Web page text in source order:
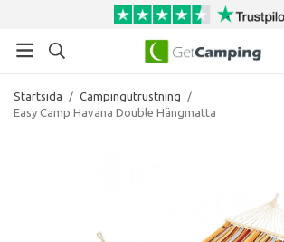
Startsida / Campingutrustning
/
Easy Camp Havana Double Hängmatta